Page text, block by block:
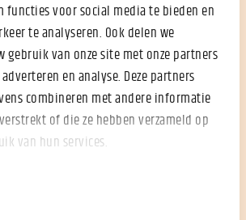
functies voor social media te bieden en
te analyseren. Ook delen we
van onze site met onze partners
en analyse. Deze partners
combineren met andere informatie
of die ze hebben verzameld op
van hun services.
in je onderneming? Bijvoorbeeld
dat jouw terras deze zomer weer
Of omdat je nieuwe kansen ontdekt,
een webshop? Houd zicht op de
Hoe lang kun je het
Check of je ter overbrugging
opregelingen van de overheid